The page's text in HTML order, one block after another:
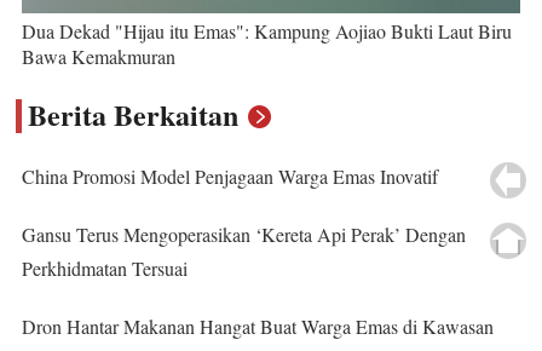
Dua Dekad "Hijau itu Emas": Kampung Aojiao Bukti Laut Biru
Bawa Kemakmuran
Berita Berkaitan
China Promosi Model Penjagaan Warga Emas Inovatif
Gansu Terus Mengoperasikan ‘Kereta Api Perak’ Dengan
Perkhidmatan Tersuai
Dron Hantar Makanan Hangat Buat Warga Emas di Kawasan